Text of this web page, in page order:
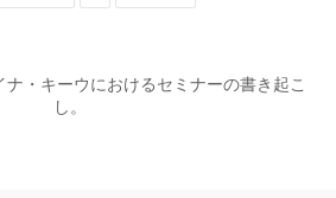
・キーウにおけるセミナーの書き起こ
し。